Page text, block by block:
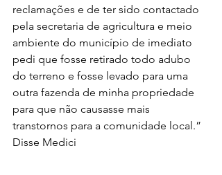
reclamações e de ter sido contactado
pela secretaria de agricultura e meio
ambiente do município de imediato
pedi que fosse retirado todo adubo
do terreno e fosse levado para uma
outra fazenda de minha propriedade
para que não causasse mais
transtornos para a comunidade local.”
Disse Medici